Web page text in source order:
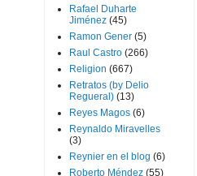
Rafael Duharte
Jiménez (45)
Ramon Gener (5)
Raul Castro (266)
Religion (667)
Retratos (by Delio
Regueral) (13)
Reyes Magos (6)
Reynaldo Miravelles
(3)
Reynier en el blog (6)
Roberto Méndez (55)